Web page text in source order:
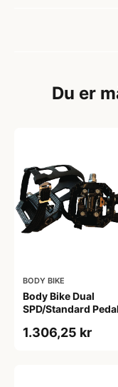
Du er
BODY BIKE
Body Bike Dual
SPD/Standard
1.306,25 kr